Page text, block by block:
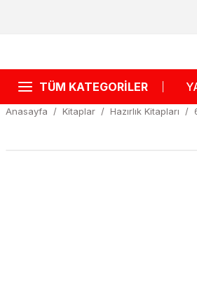
TÜM KATEGORİLER
Anasayfa Kitaplar Hazırlık Kitapları